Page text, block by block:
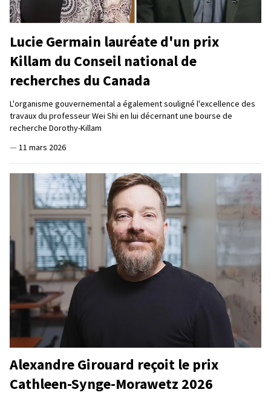
Lucie Germain lauréate d'un prix
Killam du Conseil national de
recherches du Canada
L'organisme gouvernemental a également souligné l'excellence des
travaux du professeur Wei Shi en lui décernant une bourse de
recherche Dorothy-Killam
— 11 mars 2026
Alexandre Girouard reçoit le prix
Cathleen-Synge-Morawetz 2026